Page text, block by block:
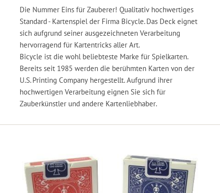
Die Nummer Eins für Zauberer! Qualitativ hochwertiges
Standard - Kartenspiel der Firma Bicycle. Das Deck eignet
sich aufgrund seiner ausgezeichneten Verarbeitung
hervorragend für Kartentricks aller Art.
Bicycle ist die wohl beliebteste Marke für Spielkarten.
Bereits seit 1985 werden die berühmten Karten von der
U.S. Printing Company hergestellt. Aufgrund ihrer
hochwertigen Verarbeitung eignen Sie sich für
Zauberkünstler und andere Kartenliebhaber.